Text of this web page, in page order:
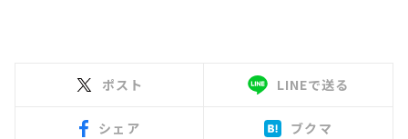
ポスト LINEで送る
シェア ブクマ